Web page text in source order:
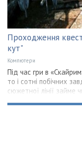
Проходження
кут"
Компютери
Під час гри в
то і сотні побічних
сюжетної лінії займе